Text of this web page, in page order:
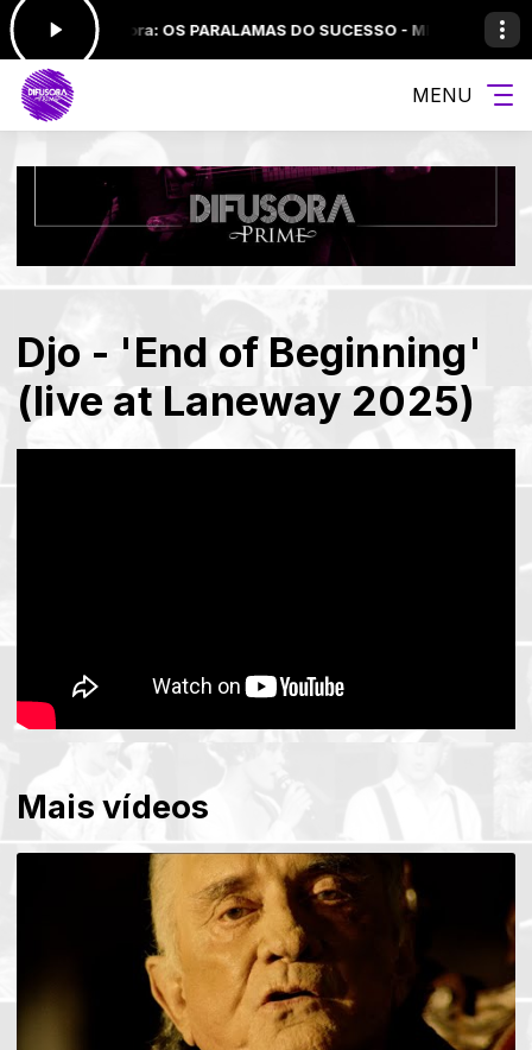
Tocando agora: OS PARALAMAS DO SUCESSO - MELO DO
MENU
Djo - 'End of Beginning'
(live at Laneway 2025)
Mais vídeos